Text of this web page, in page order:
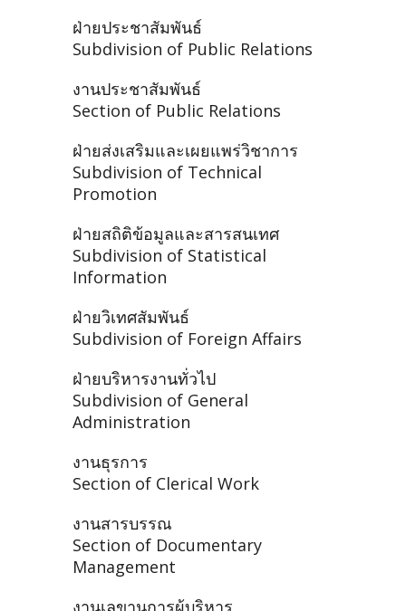
ฝ่ายประชาสัมพันธ์
Subdivision of Public Relations
งานประชาสัมพันธ์
Section of Public Relations
ฝ่ายส่งเสริมและเผยแพร่วิชาการ
Subdivision of Technical
Promotion
ฝ่ายสถิติข้อมูลและสารสนเทศ
Subdivision of Statistical
Information
ฝ่ายวิเทศสัมพันธ์
Subdivision of Foreign Affairs
ฝ่ายบริหารงานทั่วไป
Subdivision of General
Administration
งานธุรการ
Section of Clerical Work
งานสารบรรณ
Section of Documentary
Management